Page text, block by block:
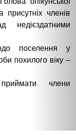
членів
недієздатними
поселення у
похилого віку –
члени